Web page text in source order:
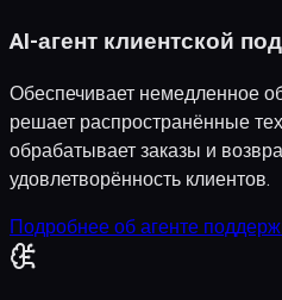
AI-агент клиентской
Обеспечивает немедленное
решает распространённые
обрабатывает заказы и
удовлетворённость клиентов.
Подробнее об агенте